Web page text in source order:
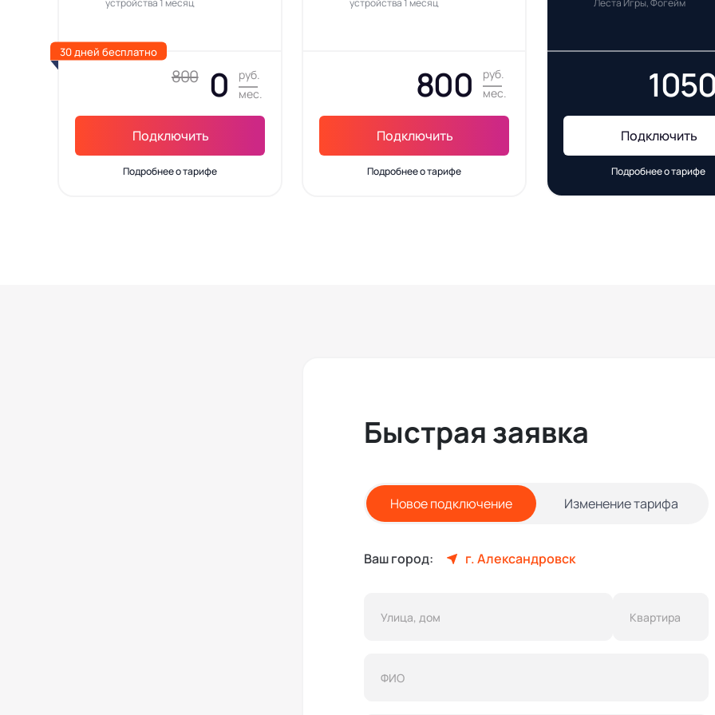
устройства 1 месяц
800 0
руб.
мес.
Подключить
Подробнее о тарифе
30 дней бесплатно
устройства 1 месяц
800
руб.
мес.
Подключить
Подробнее о тарифе
Леста Игры, Фогейм
1050
Подключить
Подробнее о тарифе
Быстрая заявка
Новое подключение Изменение тарифа
Ваш город: г. Александровск